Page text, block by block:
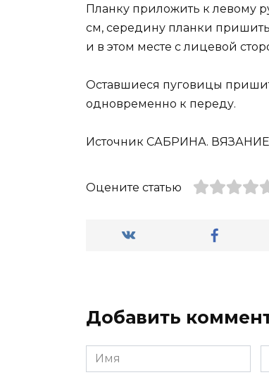
Планку приложить к левому
см, середину планки
и в этом месте с лицевой
Оставшиеся пуговицы
одновременно к переду.
Источник САБРИНА.
Оцените статью
Добавить
Имя